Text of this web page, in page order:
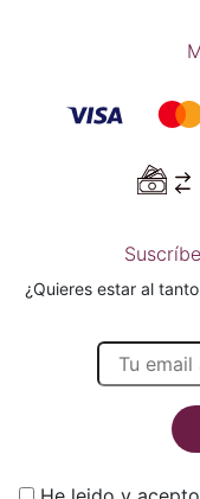
¿Quieres estar al